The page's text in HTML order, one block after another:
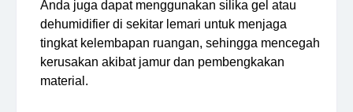
Anda juga dapat menggunakan silika gel atau
dehumidifier di sekitar lemari untuk menjaga
tingkat kelembapan ruangan, sehingga mencegah
kerusakan akibat jamur dan pembengkakan
material.